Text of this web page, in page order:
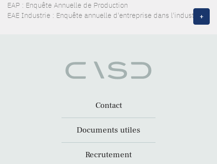
EAP : Enquête Annuelle de Production
EAE Industrie : Enquête annuelle d'entreprise dans l'industrie+
Contact
Documents utiles
Recrutement